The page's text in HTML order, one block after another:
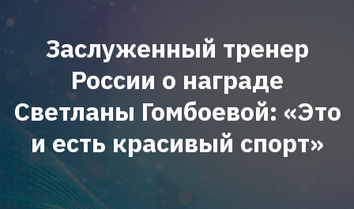
Заслуженный тренер
России о награде
Светланы Гомбоевой: «Это
и есть красивый спорт»